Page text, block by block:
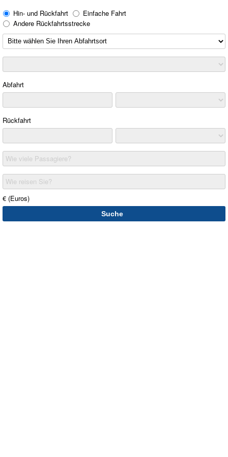
Hin- und Rückfahrt
Einfache Fahrt
Andere Rückfahrtsstrecke
Abfahrt
Rückfahrt
Wie viele Passagiere?
Wie reisen Sie?
€ (Euros)
Suche